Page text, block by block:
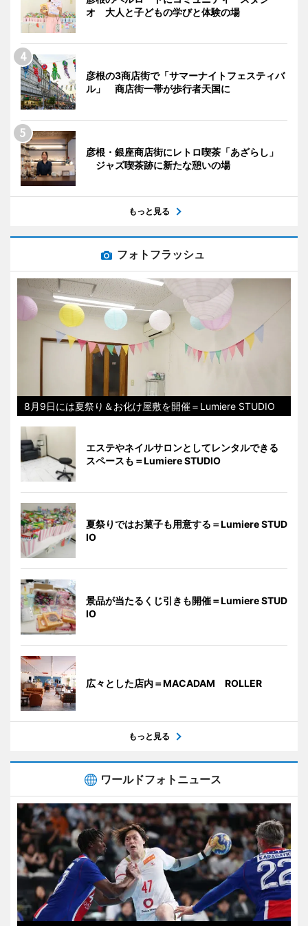
オ 大人と子どもの学びと体験の場
彦根の3商店街で「サマーナイトフェスティバ
ル」 商店街一帯が歩行者天国に
彦根・銀座商店街にレトロ喫茶「あざらし」
ジャズ喫茶跡に新たな憩いの場
もっと見る
フォトフラッシュ
8月9日には夏祭り＆お化け屋敷を開催＝Lumiere STUDIO
エステやネイルサロンとしてレンタルできる
スペースも＝Lumiere STUDIO
夏祭りではお菓子も用意する＝Lumiere STUD
IO
景品が当たるくじ引きも開催＝Lumiere STUD
IO
広々とした店内＝MACADAM ROLLER
もっと見る
ワールドフォトニュース